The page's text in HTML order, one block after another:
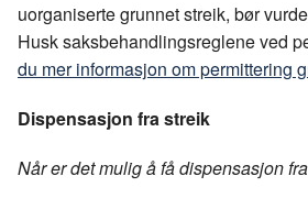
uorganiserte grunnet streik, bør
Husk saksbehandlingsreglene ved
du mer informasjon om permittering
Dispensasjon fra streik
Når er det mulig å få dispensasjon